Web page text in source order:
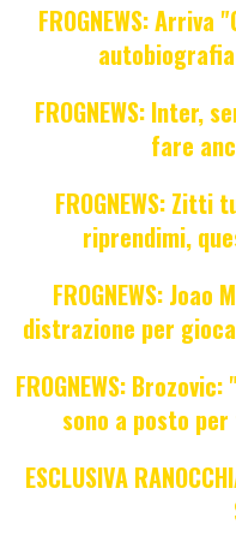
FROGNEWS:
FROGNEWS: Inter,
fare
FROGNEWS:
riprendimi,
FROGNEWS:
distrazione per
FROGNEWS:
sono a posto
ESCLUSIVA